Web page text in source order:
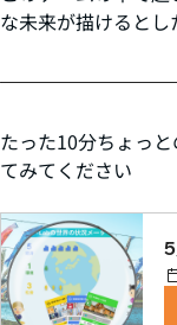
な未来が描けるとし
たった10分ちょっ
てみてください